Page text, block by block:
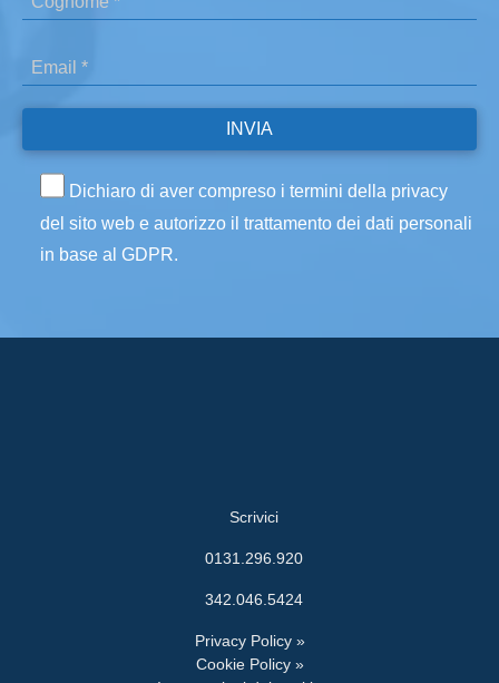
Dichiaro di aver compreso i termini della privacy
del sito web e autorizzo il trattamento dei dati personali
in base al GDPR.
Scrivici
0131.296.920
342.046.5424
Privacy Policy »
Cookie Policy »